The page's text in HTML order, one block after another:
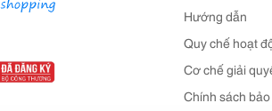
Hướng dẫn
Quy chế hoạt
Cơ chế giải
Chính sách